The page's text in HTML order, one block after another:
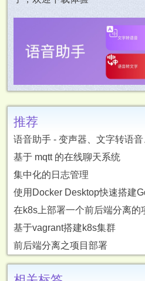
推荐
语音助手 - 变声器、文字转语
基于 mqtt 的在线聊天系统
集中化的日志管理
使用Docker Desktop快速搭建
在k8s上部署一个前后端分离的
基于vagrant搭建k8s集群
前后端分离之项目部署